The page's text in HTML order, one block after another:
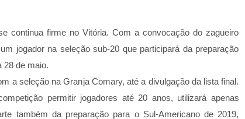
continua firme no Vitória. Com a convocação do zagueiro
jogador na seleção sub-20 que participará da preparação
28 de maio.
a seleção na Granja Comary, até a divulgação da lista final.
permitir jogadores até 20 anos, utilizará apenas
também da preparação para o Sul-Americano de 2019,